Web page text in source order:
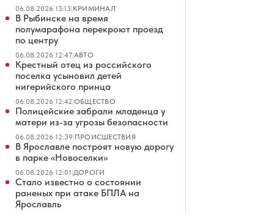
06.08.2026 13:13|КРИМИНАЛ
В Рыбинске на время
полумарафона перекроют проезд
по центру
06.08.2026 12:47|АВТО
Крестный отец из российского
поселка усыновил детей
нигерийского принца
06.08.2026 12:42|ОБЩЕСТВО
Полицейские забрали младенца у
матери из-за угрозы безопасности
06.08.2026 12:39|ПРОИСШЕСТВИЯ
В Ярославле построят новую дорогу
в парке «Новоселки»
06.08.2026 12:01|ДОРОГИ
Стало известно о состоянии
раненых при атаке БПЛА на
Ярославль